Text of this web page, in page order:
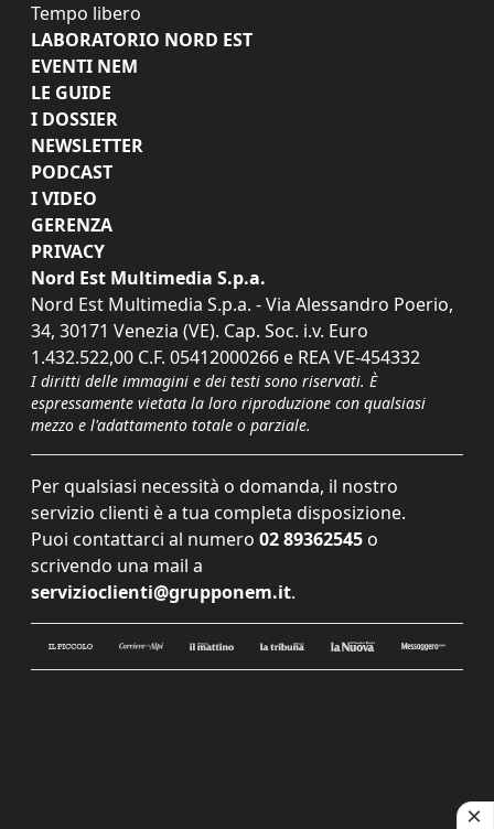
Tempo libero
LABORATORIO NORD EST
EVENTI NEM
LE GUIDE
I DOSSIER
NEWSLETTER
PODCAST
I VIDEO
GERENZA
PRIVACY
Nord Est Multimedia S.p.a.
Nord Est Multimedia S.p.a. - Via Alessandro Poerio,
34, 30171 Venezia (VE). Cap. Soc. i.v. Euro
1.432.522,00 C.F. 05412000266 e REA VE-454332
I diritti delle immagini e dei testi sono riservati. È
espressamente vietata la loro riproduzione con qualsiasi
mezzo e l'adattamento totale o parziale.
Per qualsiasi necessità o domanda, il nostro
servizio clienti è a tua completa disposizione.
Puoi contattarci al numero 02 89362545 o
scrivendo una mail a
servizioclienti@grupponem.it.